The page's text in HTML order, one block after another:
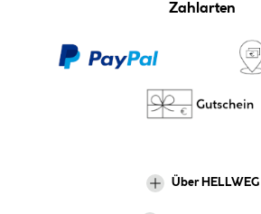
Zahlarten
Über HELLWEG